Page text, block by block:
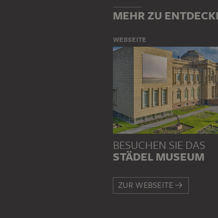
MEHR ZU
WEBSEITE
BESUCHEN SIE DAS
STÄDEL MUSEUM
ZUR WEBSEITE